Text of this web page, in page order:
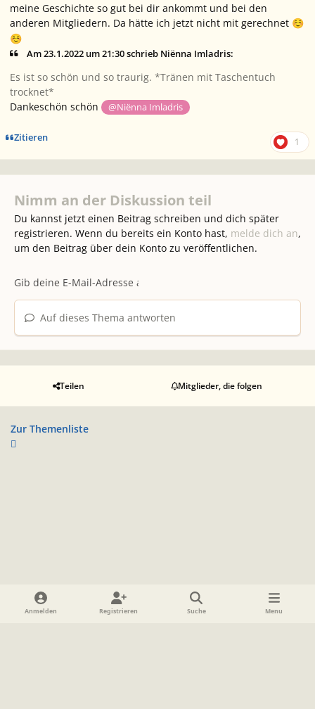
meine Geschichte so gut bei dir ankommt und bei den
anderen Mitgliedern. Da hätte ich jetzt nicht mit gerechnet ☺️
☺️
Am 23.1.2022 um 21:30 schrieb Niënna Imladris:
Es ist so schön und so traurig. *Tränen mit Taschentuch
trocknet*
Dankeschön schön
@Niënna Imladris
Zitieren 1
Nimm an der Diskussion teil
Du kannst jetzt einen Beitrag schreiben und dich später
registrieren. Wenn du bereits ein Konto hast, melde dich an,
um den Beitrag über dein Konto zu veröffentlichen.
Auf dieses Thema antworten
Teilen Mitglieder, die folgen
Zur Themenliste
Heller Modus
Dunkler ModusSystemeinstellung
Anmelden Registrieren Suche Menu